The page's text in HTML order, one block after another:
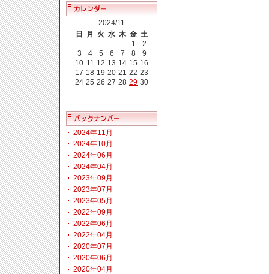
2024/11
日
月 火 水 木 金 土
1
2
3
4 5 6 7 8
9
10 11 12 13 14 15 16
17 18 19 20 21 22 23
24 25 26 27 28 29 30
2024年11月
2024年10月
2024年06月
2024年04月
2023年09月
2023年07月
2023年05月
2022年09月
2022年06月
2022年04月
2020年07月
2020年06月
2020年04月